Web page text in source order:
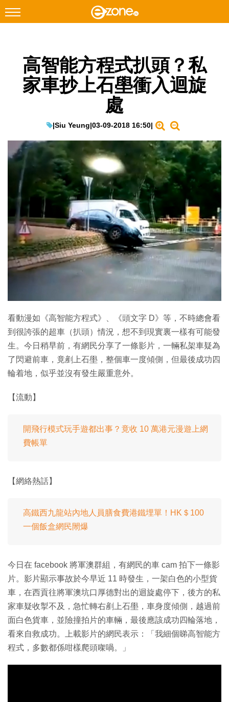
Facebook Instagram
科技焦點
教學評測
EduTech
IT Times
生成式AI與雲端應用
Enterprise Digital Transformation
特集
高智能方程式扒頭？私
家車抄上石壆衝入迴旋
處
|Siu Yeung|03-09-2018 16:50|
看動漫如《高智能方程式》、《頭文字 D》等，不時總會看
到很誇張的超車（扒頭）情況，想不到現實裏一樣有可能發
生。今日稍早前，有網民分享了一條影片，一輛私架車疑為
了閃避前車，竟剷上石壆，整個車一度傾側，但最後成功四
輪着地，似乎並沒有發生嚴重意外。
【流動】
開飛行模式玩手遊都出事？竟收 10 萬港元漫遊上網
費帳單
【網絡熱話】
高鐵西九龍站內地人員膳食費港鐵埋單！HK＄100
一個飯盒網民閙爆
今日在 facebook 將軍澳群組，有網民的車 cam 拍下一條影
片。影片顯示事故於今早近 11 時發生，一架白色的小型貨
車，在西貢往將軍澳坑口厚德對出的迴旋處停下，後方的私
家車疑收掣不及，急忙轉右剷上石壆，車身度傾側，越過前
面白色貨車，並險撞拍片的車輛，最後應該成功四輪落地，
看來自救成功。上載影片的網民表示：「我細個睇高智能方
程式，多數都係咁樣爬頭㗎喎。」